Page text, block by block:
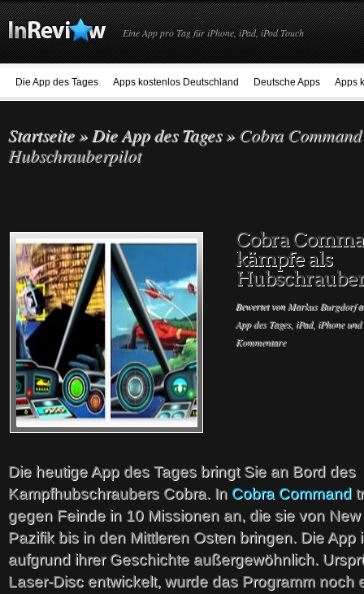
Eine App pro Tag für iPhone, iPad, iPod Touch
Die App des Tages Apps kostenlos Deutschland Deutsche Apps Apps
Startseite»Die App des Tages» Cobra
Hubschrauberpilot
Cobra
kämpfe als
Bewertet vonMarkus Burgdorf
App des Tages, iPad, iPhone
Kommentare
Die heutige App des Tages bringt Sie an Bord des
Kampfhubschraubers Cobra. In Cobra Command
gegen Feinde in 10 Missionen an, die sie von
Pazifik bis in den Mittleren Osten bringen. Die App
aufgrund ihrer Geschichte außergewöhnlich.
Laser-Disc entwickelt, wurde das Programm noch